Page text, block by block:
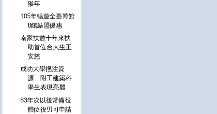
猴年
105年暢遊全臺博館
8館結盟優惠
南家扶數十年來扶
助首位台大生王
安慈
成功大學挹注資
源 附工建築科
學生表現亮麗
83年次以後常備役
體位役男可申請